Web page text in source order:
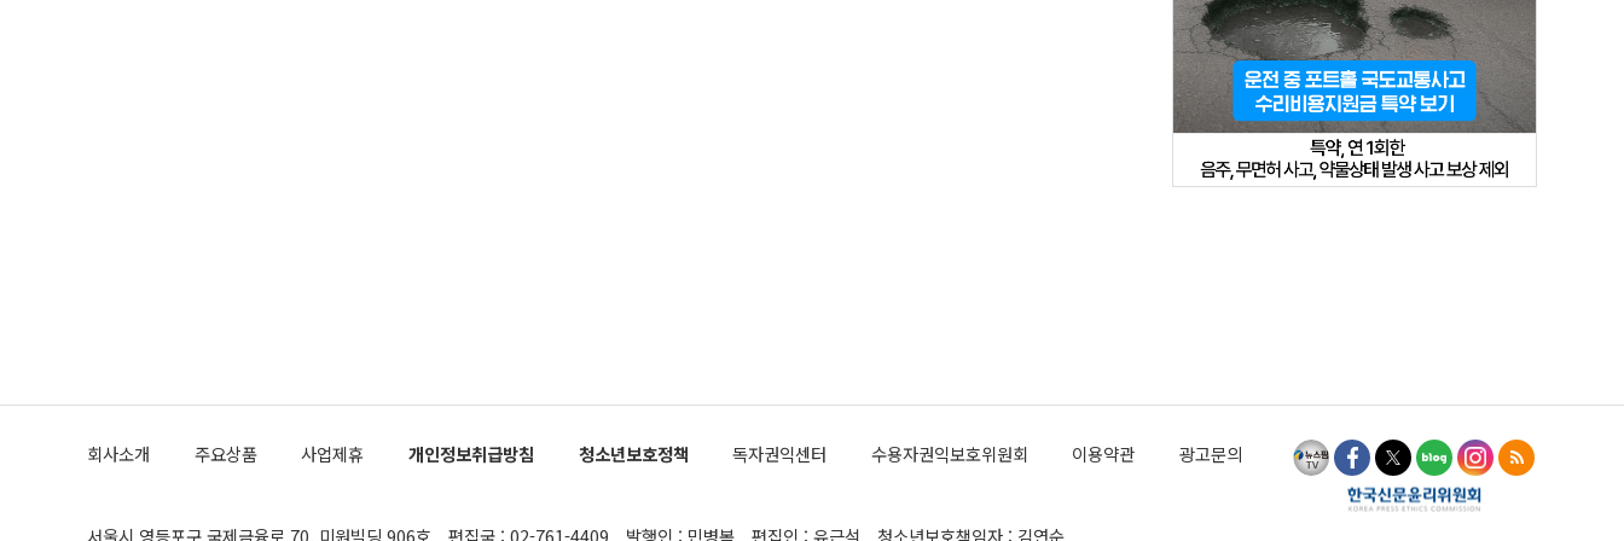
회사소개 주요상품 사업제휴 개인정보취급방침 청소년보호정책 독자권익센터 수용자권익보호위원회 이용약관 광고문의
서울시 영등포구 국제금융로 70, 미원빌딩 906호 편집국 : 02-761-4409 발행인 : 민병복 편집인 : 유근석 청소년보호책임자 : 김연순